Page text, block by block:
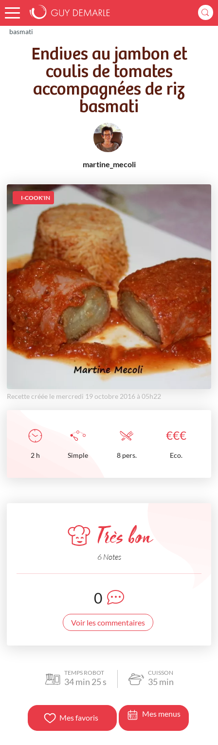
Accueil
Recettes
Endives au jambon et coulis de tomates accompagnées de riz
basmati
Endives au jambon et
coulis de tomates
accompagnées de riz
basmati
martine_mecoli
I-COOK'IN
Recette créée le mercredi 19 octobre 2016 à 05h22
€€€
2 h Simple 8 pers. Eco.
Très bon
6 Notes
0
Voir les commentaires
TEMPS ROBOT
34min 25 s
CUISSON
35 min
Mes favoris Mes menus